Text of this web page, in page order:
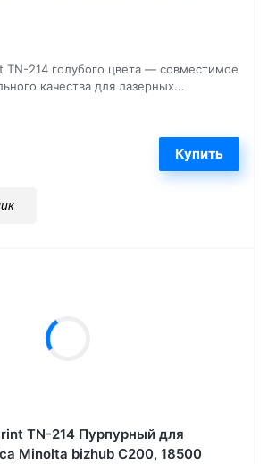
TN-214 голубого цвета — совместимое
качества для лазерных...
TN-214 Пурпурный для
Minolta bizhub C200, 18500